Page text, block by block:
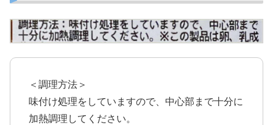
＜調理方法＞
味付け処理をしていますので、中心部まで十分に
加熱調理してください。